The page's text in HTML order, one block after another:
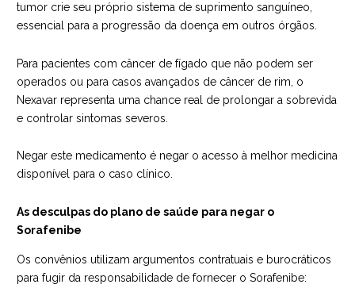
tumor crie seu próprio sistema de suprimento sanguíneo,
essencial para a progressão da doença em outros órgãos.
Para pacientes com câncer de fígado que não podem ser
operados ou para casos avançados de câncer de rim, o
Nexavar representa uma chance real de prolongar a sobrevida
e controlar sintomas severos.
Negar este medicamento é negar o acesso à melhor medicina
disponível para o caso clínico.
As desculpas do plano de saúde para negar o
Sorafenibe
Os convênios utilizam argumentos contratuais e burocráticos
para fugir da responsabilidade de fornecer o Sorafenibe: